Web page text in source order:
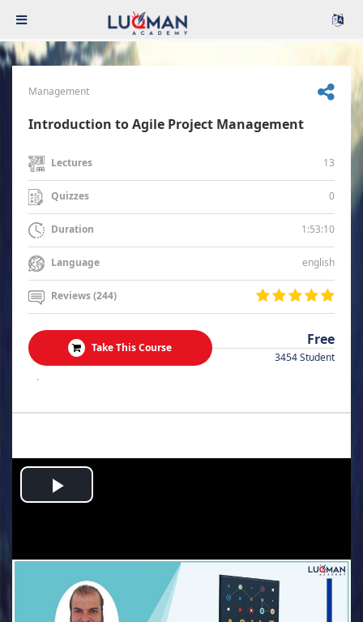
Management
Introduction to Agile Project Management
Lectures 13
Quizzes 0
Duration 1:53:10
Language english
Reviews (244)
Take This Course Free
3454 Student
.
Play